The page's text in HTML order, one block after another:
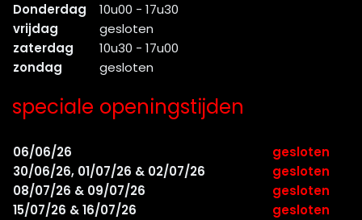
Donderdag
10u00 - 17u30
vrijdag
gesloten
zaterdag
10u30 - 17u00
zondag
gesloten
speciale openingstijden
06/06/26
gesloten
30/06/26, 01/07/26 & 02/07/26
gesloten
08/07/26 & 09/07/26
gesloten
15/07/26 & 16/07/26
gesloten